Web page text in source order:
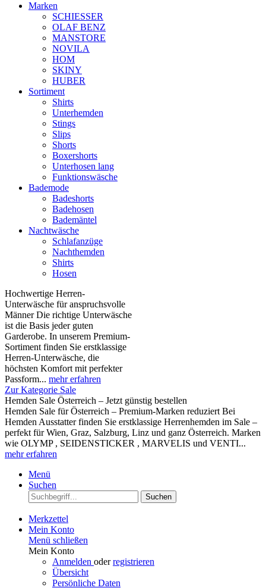
Marken
SCHIESSER
OLAF BENZ
MANSTORE
NOVILA
HOM
SKINY
HUBER
Sortiment
Shirts
Unterhemden
Stings
Slips
Shorts
Boxershorts
Unterhosen lang
Funktionswäsche
Bademode
Badeshorts
Badehosen
Bademäntel
Nachtwäsche
Schlafanzüge
Nachthemden
Shirts
Hosen
Hochwertige Herren-
Unterwäsche für anspruchsvolle
Männer Die richtige Unterwäsche
ist die Basis jeder guten
Garderobe. In unserem Premium-
Sortiment finden Sie erstklassige
Herren-Unterwäsche, die
höchsten Komfort mit perfekter
Passform... mehr erfahren
Zur Kategorie Sale
Hemden Sale Österreich – Jetzt günstig bestellen
Hemden Sale für Österreich – Premium-Marken reduziert Bei
Hemden Ausstatter finden Sie erstklassige Herrenhemden im Sale –
perfekt für Wien, Graz, Salzburg, Linz und ganz Österreich. Marken
wie OLYMP , SEIDENSTICKER , MARVELIS und VENTI...
mehr erfahren
Menü
Suchen
Suchen
Merkzettel
Mein Konto
Menü schließen
Mein Konto
Anmelden oderregistrieren
Übersicht
Persönliche Daten